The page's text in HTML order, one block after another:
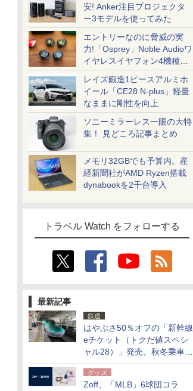
安! Anker注目プロジェクタ
ー3モデルを使ってみた
エントリーなのに脅威の実
力!「Osprey」Noble Audioワ
イヤレスイヤフォン4機種を
一気に聴く
レイズ鍛造1ピースアルミホ
イール「CE28 N-plus」軽量
なままに剛性を向上
ソニーミラーレス一眼の大特
集！ 見どころ記事まとめ
メモリ32GBでも予算内。産
経新聞社がAMD Ryzen搭載
dynabookを2千台導入
トラベル Watch をフォローする
最新記事
鉄道
はやぶさ50％オフの「新幹線
eチケット（トクだ値スペシ
ャル28）」発売。秋冬乗車
分、えきねっと限定
グッズ
Zoff、「MLB」6球団コラ